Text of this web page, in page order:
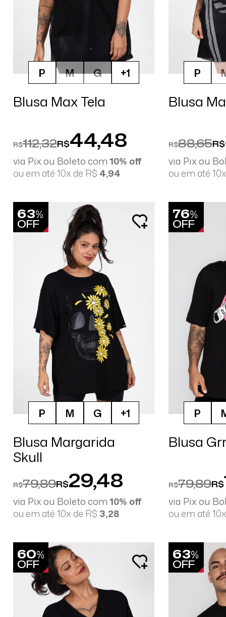
P M G +1
Blusa Max Tela
R$112,32R$44,48
via Pix ou Boleto com10% off
ou em até 10x de R$ 4,94
P
Blusa
R$88,65R$
via Pix ou
ou em até
63%
OFF
P M G +1
Blusa Margarida
Skull
R$79,89R$29,48
via Pix ou Boleto com10% off
ou em até 10x de R$ 3,28
76%
OFF
P
Blusa
R$79,89R$
via Pix ou
ou em até
60%
OFF
63%
OFF